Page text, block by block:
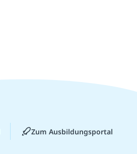
Zum Ausbildungsportal